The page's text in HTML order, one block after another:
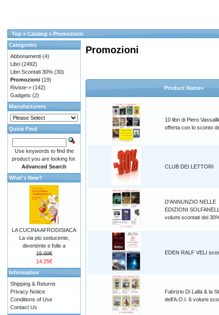
Top » Catalog » Promozioni
Promozioni
Product Name+
10 libri di Piero
offerta con lo sconto
CLUB DEI LETTORI
D'ANNUNZIO NELLE
EDIZIONI
volumi scontati del
EDEN RALF VELI
Fabrizio Di Lalla & la
dell’A.O.I. 6 volumi
Categories
Abbonamenti (4)
Libri (2492)
Libri Scontati 30% (30)
Promozioni (19)
Riviste-> (142)
Gadgets (2)
Manufacturers
Quick Find
Use keywords to find the
product you are looking for.
Advanced Search
What's New?
LA CUCINA AFRODISIACA
La via più seducente,
divertente e folle a
15.00€
14.25€
Information
Shipping & Returns
Privacy Notice
Conditions of Use
Contact Us